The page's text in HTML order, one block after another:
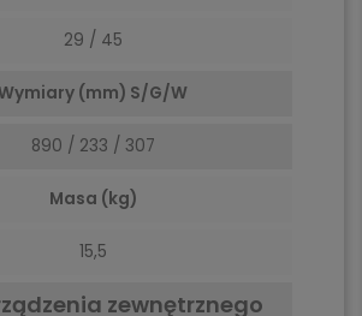
29 / 45
(mm) S/G/W
890 / 233 / 307
Masa (kg)
15,5
zewnętrznego